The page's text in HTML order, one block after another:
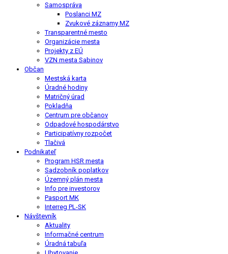
Samospráva
Poslanci MZ
Zvukové záznamy MZ
Transparentné mesto
Organizácie mesta
Projekty z EÚ
VZN mesta Sabinov
Občan
Mestská karta
Úradné hodiny
Matričný úrad
Pokladňa
Centrum pre občanov
Odpadové hospodárstvo
Participatívny rozpočet
Tlačivá
Podnikateľ
Program HSR mesta
Sadzobník poplatkov
Územný plán mesta
Info pre investorov
Pasport MK
Interreg PL-SK
Návštevník
Aktuality
Informačné centrum
Úradná tabuľa